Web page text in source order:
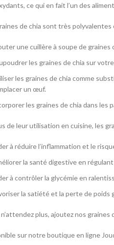
ce qui en fait l’un des
de chia sont très
une cuillère à soupe de
les graines de chia sur
les graines de chia comme
un œuf.
les graines de chia dans
de leur utilisation en cuisine, les
à réduire l’inflammation et le
la santé digestive en
à contrôler la glycémie en
la satiété et la perte de
plus, ajoutez nos
sur notre boutique en ligne